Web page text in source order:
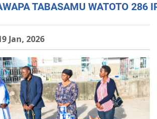
TABASAMU WATOTO 286
Jan, 2026